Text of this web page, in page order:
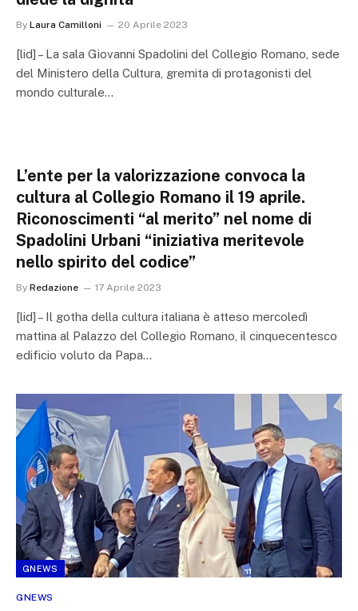
By Laura Camilloni 20 Aprile 2023
[lid] – La sala Giovanni Spadolini del Collegio Romano, sede
del Ministero della Cultura, gremita di protagonisti del
mondo culturale…
L’ente per la valorizzazione convoca la
cultura al Collegio Romano il 19 aprile.
Riconoscimenti “al merito” nel nome di
Spadolini Urbani “iniziativa meritevole
nello spirito del codice”
By Redazione 17 Aprile 2023
[lid] – Il gotha della cultura italiana è atteso mercoledì
mattina al Palazzo del Collegio Romano, il cinquecentesco
edificio voluto da Papa…
GNEWS
GNEWS